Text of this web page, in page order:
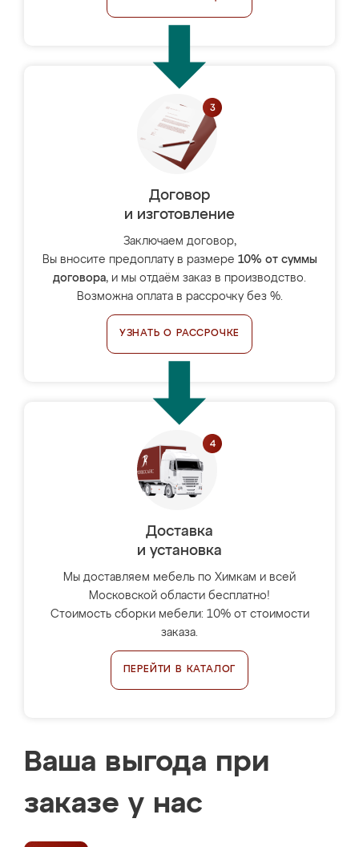
Договор
и изготовление
Заключаем договор,
Вы вносите предоплату в размере 10% от суммы
договора, и мы отдаём заказ в производство.
Возможна оплата в рассрочку без %.
УЗНАТЬ О РАССРОЧКЕ
Доставка
и установка
Мы доставляем мебель по Химкам и всей
Московской области бесплатно!
Стоимость сборки мебели: 10% от стоимости
заказа.
ПЕРЕЙТИ В КАТАЛОГ
Ваша выгода при
заказе у нас